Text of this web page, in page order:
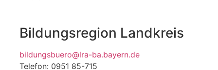
Bildungsregion Landkreis
bildungsbuero@lra-ba.bayern.de
Telefon: 0951 85-715